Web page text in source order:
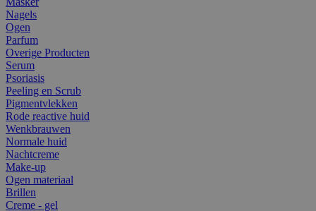
Nagels
Ogen
Parfum
Overige Producten
Serum
Psoriasis
Peeling en Scrub
Pigmentvlekken
Rode reactive huid
Wenkbrauwen
Normale huid
Nachtcreme
Make-up
Ogen materiaal
Brillen
Creme - gel